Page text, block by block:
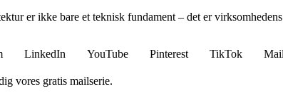
er ikke bare et teknisk fundament – det er
LinkedIn YouTube Pinterest TikTok Mail
vores gratis mailserie.